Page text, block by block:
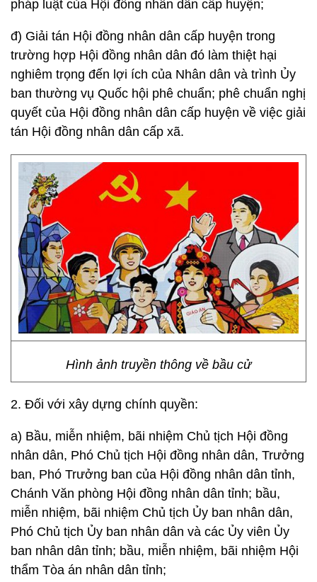
pháp luật của Hội đồng nhân dân cấp huyện;
đ) Giải tán Hội đồng nhân dân cấp huyện trong
trường hợp Hội đồng nhân dân đó làm thiệt hại
nghiêm trọng đến lợi ích của Nhân dân và trình Ủy
ban thường vụ Quốc hội phê chuẩn; phê chuẩn nghị
quyết của Hội đồng nhân dân cấp huyện về việc giải
tán Hội đồng nhân dân cấp xã.
Hình ảnh truyền thông về bầu cử
2. Đối với xây dựng chính quyền:
a) Bầu, miễn nhiệm, bãi nhiệm Chủ tịch Hội đồng
nhân dân, Phó Chủ tịch Hội đồng nhân dân, Trưởng
ban, Phó Trưởng ban của Hội đồng nhân dân tỉnh,
Chánh Văn phòng Hội đồng nhân dân tỉnh; bầu,
miễn nhiệm, bãi nhiệm Chủ tịch Ủy ban nhân dân,
Phó Chủ tịch Ủy ban nhân dân và các Ủy viên Ủy
ban nhân dân tỉnh; bầu, miễn nhiệm, bãi nhiệm Hội
thẩm Tòa án nhân dân tỉnh;